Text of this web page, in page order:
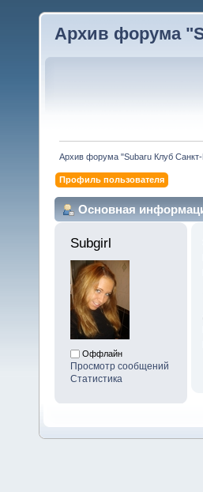
Архив форума
Архив форума "Subaru Клуб Санкт-
Профиль пользователя
Основная
Subgirl
Оффлайн
Просмотр сообщений
Статистика